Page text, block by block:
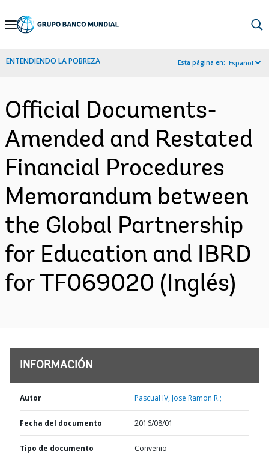
Skip
Navigation
ENTENDIENDO LA POBREZA Esta página en: Español
Official Documents-
Amended and Restated
Financial Procedures
Memorandum between
the Global Partnership
for Education and IBRD
for TF069020 (Inglés)
INFORMACIÓN
Autor Pascual IV, Jose Ramon R.;
Fecha del documento 2016/08/01
Tipo de documento Convenio